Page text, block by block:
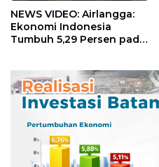
NEWS VIDEO: Airlangga:
Ekonomi Indonesia
Tumbuh 5,29 Persen pada